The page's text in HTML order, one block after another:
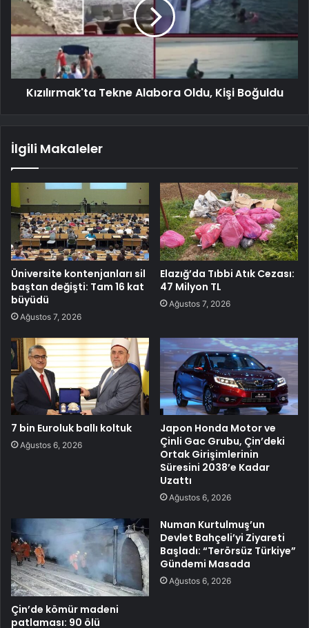
Kızılırmak'ta Tekne Alabora Oldu, Kişi Boğuldu
İlgili Makaleler
Üniversite kontenjanları sil
baştan değişti: Tam 16 kat
büyüdü
Ağustos 7, 2026
Elazığ’da Tıbbi Atık Cezası:
47 Milyon TL
Ağustos 7, 2026
7 bin Euroluk ballı koltuk
Ağustos 6, 2026
Japon Honda Motor ve
Çinli Gac Grubu, Çin’deki
Ortak Girişimlerinin
Süresini 2038’e Kadar
Uzattı
Ağustos 6, 2026
Çin’de kömür madeni
patlaması: 90 ölü
Numan Kurtulmuş’un
Devlet Bahçeli’yi Ziyareti
Başladı: “Terörsüz Türkiye”
Gündemi Masada
Ağustos 6, 2026